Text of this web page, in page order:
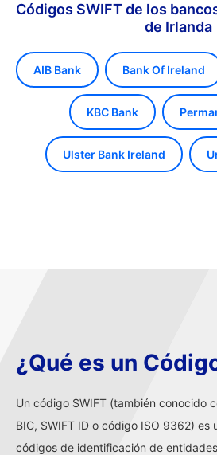
Códigos SWIFT de los
de Irlanda
AIB Bank Bank Of Ireland
KBC Bank
Ulster Bank Ireland
¿Qué es un
Un código SWIFT (también conocido
BIC, SWIFT ID o código ISO 9362)
códigos de identificación de